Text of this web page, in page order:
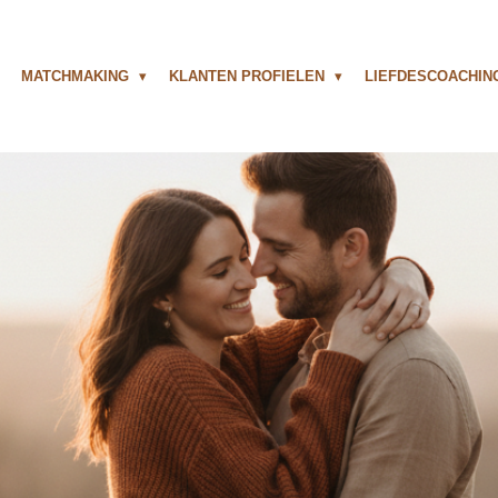
MATCHMAKING KLANTEN PROFIELEN